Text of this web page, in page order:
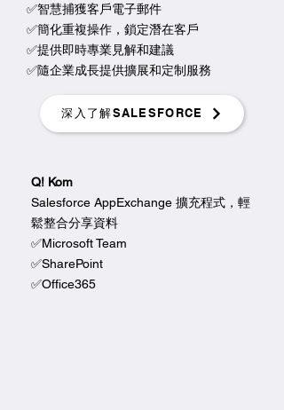
✅智慧捕獲客戶電子郵件
✅簡化重複操作，鎖定潛在客戶
✅提供即時專業見解和建議
✅隨企業成長提供擴展和定制服務​​​
深入了解SALESFORCE
Q! Kom
Salesforce AppExchange 擴充程式，輕
鬆整合分享資料
✅Microsoft Team
✅SharePoint
✅Office365